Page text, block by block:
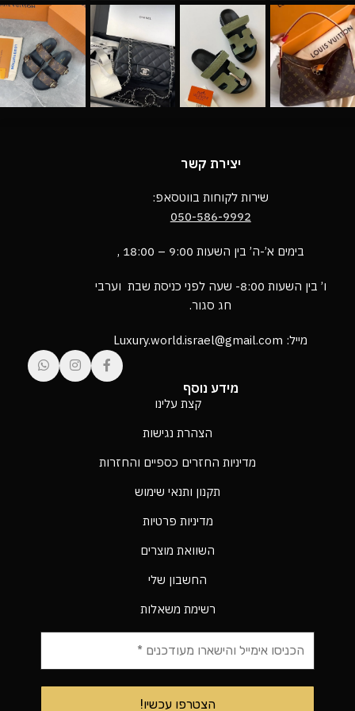
יצירת קשר
שירות לקוחות בווטסאפ:
050-586-9992
בימים א’-ה’ בין השעות 9:00 – 18:00 ,
ו’ בין השעות 8:00- שעה לפני כניסת שבת וערבי
חג סגור.
מייל: Luxury.world.israel@gmail.com
מידע נוסף
קצת עלינו
הצהרת נגישות
מדיניות החזרים כספיים והחזרות
תקנון ותנאי שימוש
מדיניות פרטיות
השוואת מוצרים
החשבון שלי
רשימת משאלות